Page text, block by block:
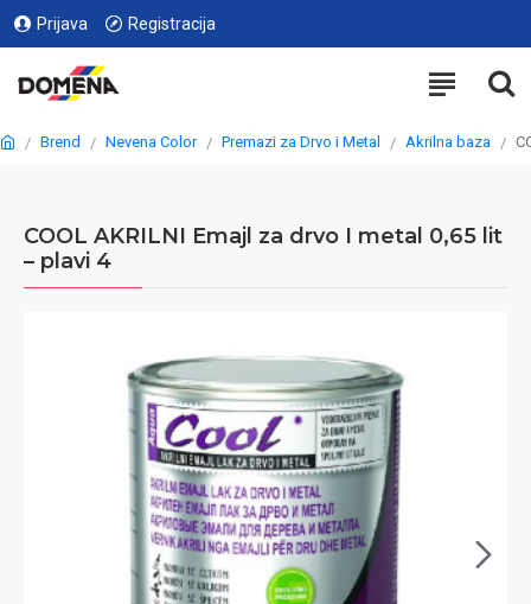
Prijava Registracija
Brend Nevena Color Premazi za Drvo i Metal Akrilna baza
COOL AKRILNI Emajl za drvo I metal 0,65 lit
– plavi 4